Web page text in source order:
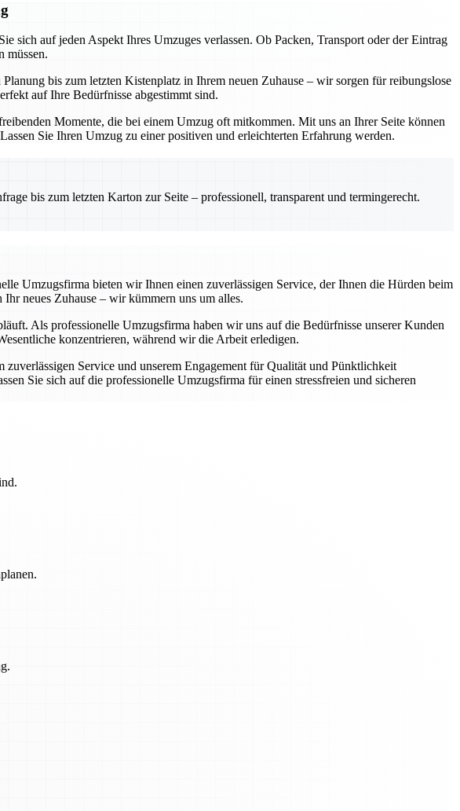
auf jeden Aspekt Ihres Umzuges verlassen. Ob Packen, Transport oder der Eintrag
müssen.
bis zum letzten Kistenplatz in Ihrem neuen Zuhause – wir sorgen für reibungslose
auf Ihre Bedürfnisse abgestimmt sind.
Momente, die bei einem Umzug oft mitkommen. Mit uns an Ihrer Seite können
Sie Ihren Umzug zu einer positiven und erleichterten Erfahrung werden.
bis zum letzten Karton zur Seite – professionell, transparent und termingerecht.
Umzugsfirma bieten wir Ihnen einen zuverlässigen Service, der Ihnen die Hürden beim
neues Zuhause – wir kümmern uns um alles.
Als professionelle Umzugsfirma haben wir uns auf die Bedürfnisse unserer Kunden
konzentrieren, während wir die Arbeit erledigen.
Service und unserem Engagement für Qualität und Pünktlichkeit
Sie sich auf die professionelle Umzugsfirma für einen stressfreien und sicheren